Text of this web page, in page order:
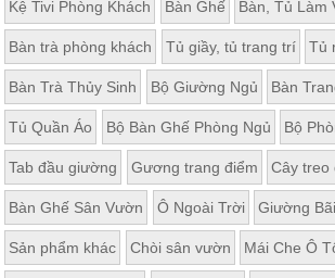
Kệ Tivi Phòng Khách Bàn Ghế Bàn, Tủ Làm
Bàn trà phòng khách Tủ giầy, tủ trang trí Tủ
Bàn Trà Thủy Sinh Bộ Giường Ngủ Bàn
Tủ Quần Áo Bộ Bàn Ghế Phòng Ngủ Bộ
Tab đầu giường Gương trang điểm Cây treo
Bàn Ghế Sân Vườn Ô Ngoài Trời Giường
Sản phẩm khác Chòi sân vườn Mái Che Ô